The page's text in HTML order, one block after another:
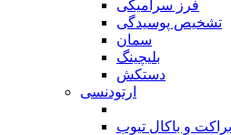
فرز سرامیکی
تشخیص پوسیدگی
سمان
بلیچینگ
دستکش
ارتودنسی
براکت و باکال تیوب